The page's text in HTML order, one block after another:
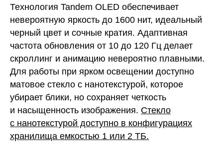
Технология Tandem OLED обеспечивает
невероятную яркость до 1600 нит, идеальный
черный цвет и сочные кратия. Адаптивная
частота обновления от 10 до 120 Гц делает
скроллинг и анимацию невероятно плавными.
Для работы при ярком освещении доступно
матовое стекло с нанотекстурой, которое
убирает блики, но сохраняет четкость
и насыщенность изображения. Стекло
с нанотекстурой доступно в конфигурациях
хранилища емкостью 1 или 2 ТБ.